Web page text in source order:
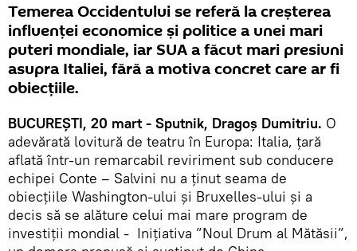
Temerea Occidentului se referă la creșterea
influenţei economice şi politice a unei mari
puteri mondiale, iar SUA a făcut mari presiuni
asupra Italiei, fără a motiva concret care ar fi
obiecțiile.
BUCUREȘTI, 20 mart - Sputnik, Dragoș Dumitriu. O
adevărată lovitură de teatru în Europa: Italia, țară
aflată într-un remarcabil reviriment sub conducere
echipei Conte – Salvini nu a ținut seama de
obiecțiile Washington-ului și Bruxelles-ului și a
decis să se alăture celui mai mare program de
investiții mondial - Iniţiativa ”Noul Drum al Mătăsii”,